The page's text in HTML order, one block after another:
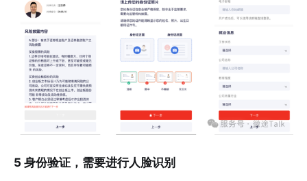
5 身份验证，需要进行人脸识别